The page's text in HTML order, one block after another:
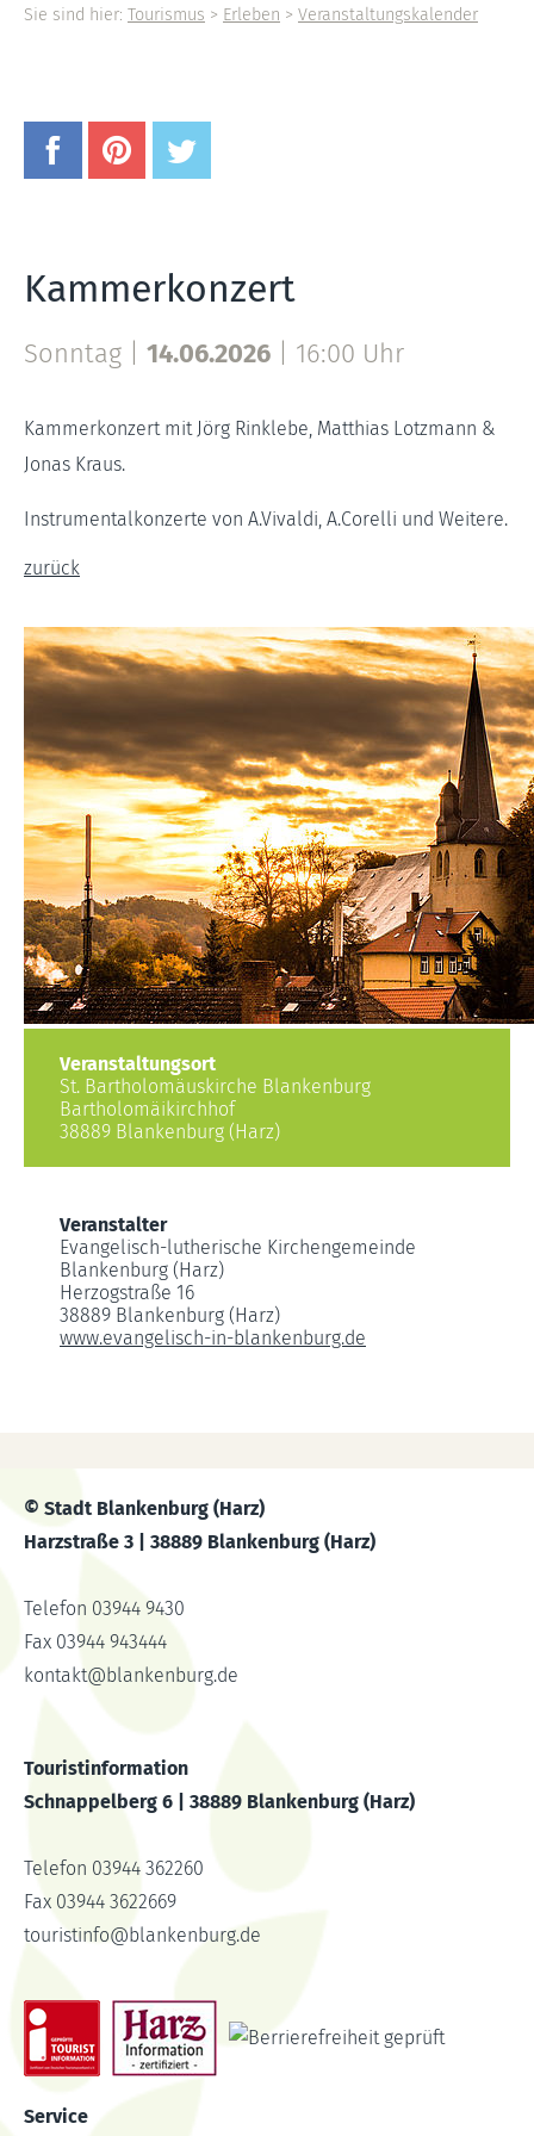
Sie sind hier: Tourismus > Erleben > Veranstaltungskalender
Kammerkonzert
Sonntag | 14.06.2026 16:00 Uhr
Kammerkonzert mit Jörg Rinklebe, Matthias Lotzmann &
Jonas Kraus.
Instrumentalkonzerte von A.Vivaldi, A.Corelli und Weitere.
zurück
Veranstaltungsort
St. Bartholomäuskirche Blankenburg
Bartholomäikirchhof
38889 Blankenburg (Harz)
Veranstalter
Evangelisch-lutherische Kirchengemeinde
Blankenburg (Harz)
Herzogstraße 16
38889 Blankenburg (Harz)
www.evangelisch-in-blankenburg.de
© Stadt Blankenburg (Harz)
Harzstraße 3 | 38889 Blankenburg (Harz)
Telefon 03944 9430
Fax 03944 943444
kontakt@blankenburg.de
Touristinformation
Schnappelberg 6 | 38889 Blankenburg (Harz)
Telefon 03944 362260
Fax 03944 3622669
touristinfo@blankenburg.de
Service